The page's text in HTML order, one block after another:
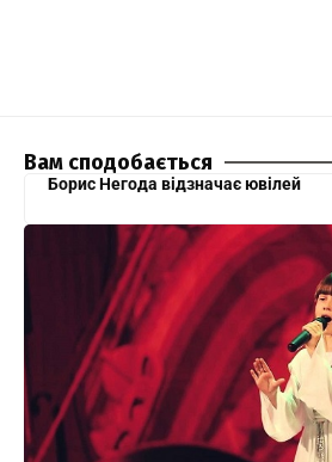
Вам сподобається
Борис Негода відзначає ювілей